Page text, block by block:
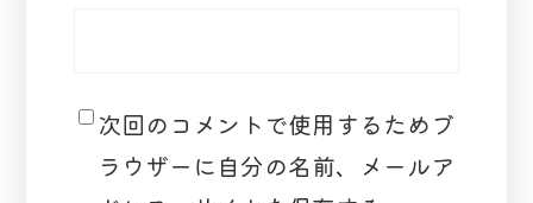
次回のコメントで使用するためブ
ラウザーに自分の名前、メールア